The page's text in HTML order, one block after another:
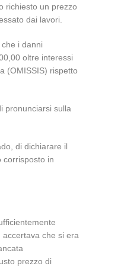
richiesto un prezzo
dai lavori.
i danni
oltre interessi
(OMISSIS) rispetto
pronunciarsi sulla
di dichiarare il
corrisposto in
che si era
prezzo di